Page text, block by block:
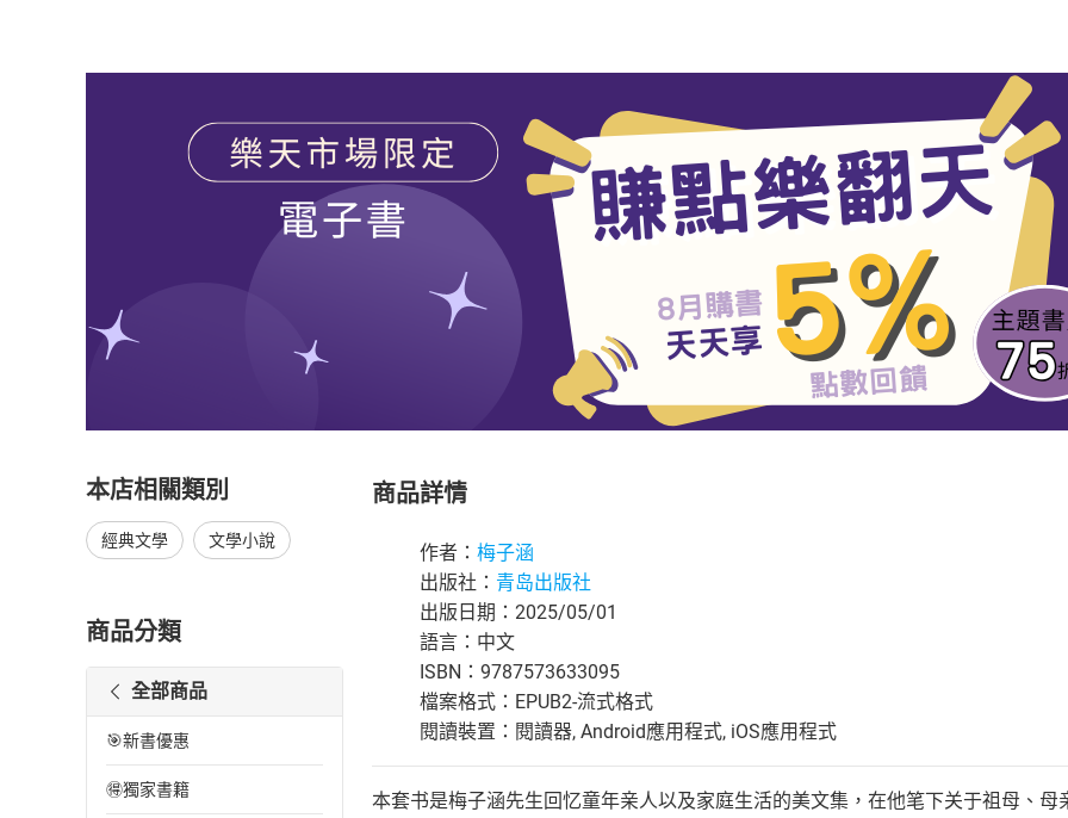
本店相關類別
經典文學 文學小說
商品分類
全部商品
🎯新書優惠
🉐獨家書籍
商品詳情
作者： 梅子涵
出版社： 青岛出版社
出版日期：2025/05/01
語言：中文
ISBN：9787573633095
檔案格式：EPUB2-流式格式
閱讀裝置：閱讀器, Android應用程式, iOS應用程式
本套书是梅子涵先生回忆童年亲人以及家庭生活的美文集，在他笔下关于祖母、